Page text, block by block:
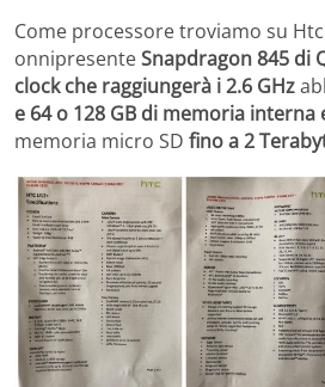
Come processore troviamo su Htc
onnipresenteSnapdragon 845 di
clock che raggiungerà i 2.6 GHz
e 64 o 128 GB di memoria interna
memoria micro SD fino a 2